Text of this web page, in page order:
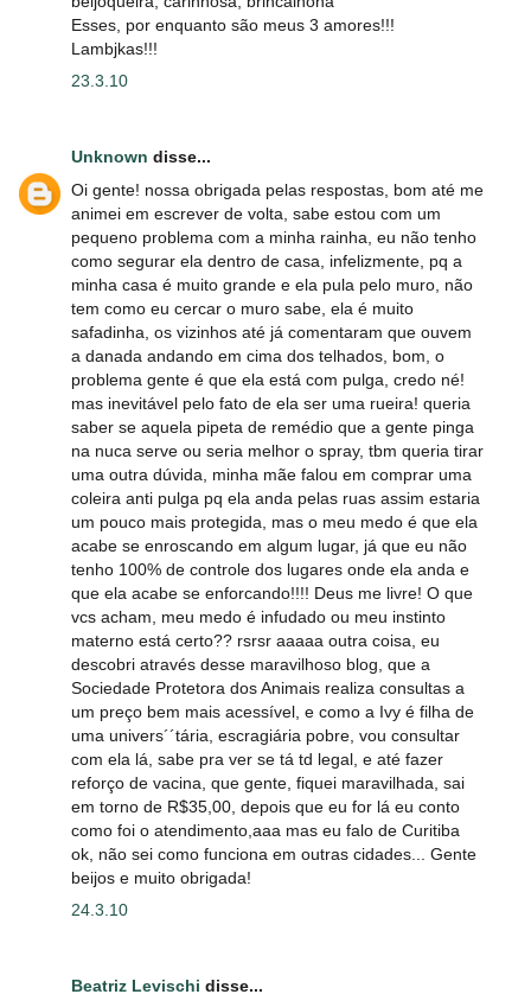
Esses, por enquanto são meus 3 amores!!!
Lambjkas!!!
23.3.10
Unknown disse...
Oi gente! nossa obrigada pelas respostas, bom até me
animei em escrever de volta, sabe estou com um
pequeno problema com a minha rainha, eu não tenho
como segurar ela dentro de casa, infelizmente, pq a
minha casa é muito grande e ela pula pelo muro, não
tem como eu cercar o muro sabe, ela é muito
safadinha, os vizinhos até já comentaram que ouvem
a danada andando em cima dos telhados, bom, o
problema gente é que ela está com pulga, credo né!
mas inevitável pelo fato de ela ser uma rueira! queria
saber se aquela pipeta de remédio que a gente pinga
na nuca serve ou seria melhor o spray, tbm queria tirar
uma outra dúvida, minha mãe falou em comprar uma
coleira anti pulga pq ela anda pelas ruas assim estaria
um pouco mais protegida, mas o meu medo é que ela
acabe se enroscando em algum lugar, já que eu não
tenho 100% de controle dos lugares onde ela anda e
que ela acabe se enforcando!!!! Deus me livre! O que
vcs acham, meu medo é infudado ou meu instinto
materno está certo?? rsrsr aaaaa outra coisa, eu
descobri através desse maravilhoso blog, que a
Sociedade Protetora dos Animais realiza consultas a
um preço bem mais acessível, e como a Ivy é filha de
uma univers´´tária, escragiária pobre, vou consultar
com ela lá, sabe pra ver se tá td legal, e até fazer
reforço de vacina, que gente, fiquei maravilhada, sai
em torno de R$35,00, depois que eu for lá eu conto
como foi o atendimento,aaa mas eu falo de Curitiba
ok, não sei como funciona em outras cidades... Gente
beijos e muito obrigada!
24.3.10
Beatriz Levischi disse...